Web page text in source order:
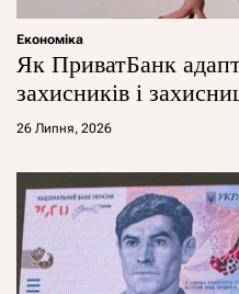
Економіка
Як ПриватБанк
захисників і
26 Липня, 2026